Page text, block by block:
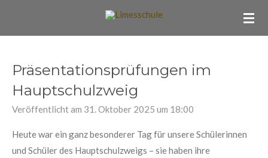
Präsentationsprüfungen im
Hauptschulzweig
Veröffentlicht am 31. Oktober 2025 um 18:00
Heute war ein ganz besonderer Tag für unsere Schülerinnen
und Schüler des Hauptschulzweigs – sie haben ihre